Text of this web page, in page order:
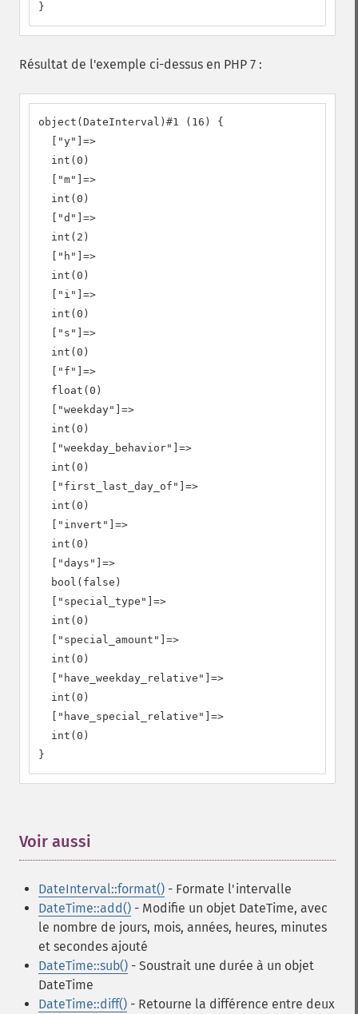
}
Résultat de l'exemple ci-dessus en PHP 7 :
object(DateInterval)#1 (16) {
  ["y"]=>
  int(0)
  ["m"]=>
  int(0)
  ["d"]=>
  int(2)
  ["h"]=>
  int(0)
  ["i"]=>
  int(0)
  ["s"]=>
  int(0)
  ["f"]=>
  float(0)
  ["weekday"]=>
  int(0)
  ["weekday_behavior"]=>
  int(0)
  ["first_last_day_of"]=>
  int(0)
  ["invert"]=>
  int(0)
  ["days"]=>
  bool(false)
  ["special_type"]=>
  int(0)
  ["special_amount"]=>
  int(0)
  ["have_weekday_relative"]=>
  int(0)
  ["have_special_relative"]=>
  int(0)
}
Voir aussi
DateInterval::format() - Formate l'intervalle
DateTime::add() - Modifie un objet DateTime, avec
le nombre de jours, mois, années, heures, minutes
et secondes ajouté
DateTime::sub() - Soustrait une durée à un objet
DateTime
DateTime::diff() - Retourne la différence entre deux